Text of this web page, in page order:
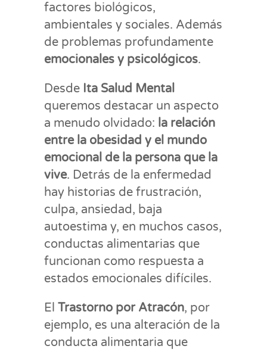
factores biológicos,
ambientales y sociales. Además
de problemas profundamente
emocionales y psicológicos.
Desde Ita Salud Mental
queremos destacar un aspecto
a menudo olvidado: la relación
entre la obesidad y el mundo
emocional de la persona que la
vive. Detrás de la enfermedad
hay historias de frustración,
culpa, ansiedad, baja
autoestima y, en muchos casos,
conductas alimentarias que
funcionan como respuesta a
estados emocionales difíciles.
El Trastorno por Atracón, por
ejemplo, es una alteración de la
conducta alimentaria que